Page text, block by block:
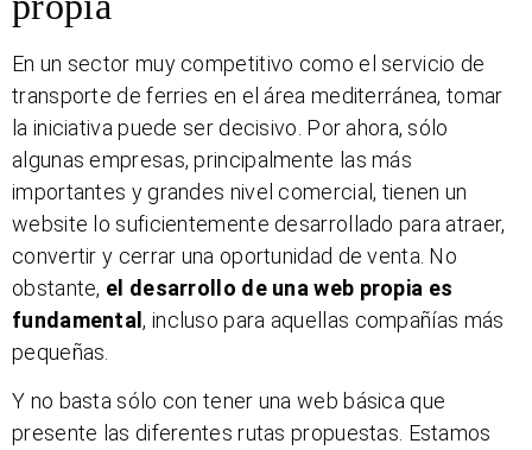
En un sector muy competitivo como el servicio de
transporte de ferries en el área mediterránea, tomar
la iniciativa puede ser decisivo. Por ahora, sólo
algunas empresas, principalmente las más
importantes y grandes nivel comercial, tienen un
website lo suficientemente desarrollado para atraer,
convertir y cerrar una oportunidad de venta. No
obstante, el desarrollo de una web propia es
fundamental, incluso para aquellas compañías más
pequeñas.
Y no basta sólo con tener una web básica que
presente las diferentes rutas propuestas. Estamos